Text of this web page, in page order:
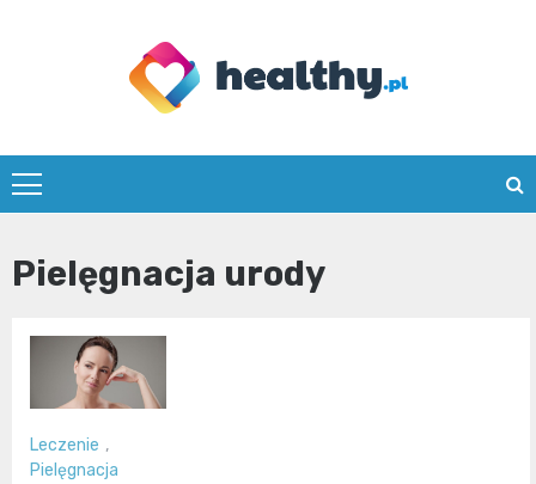
healthy.pl
Pielęgnacja urody
Leczenie ,
Pielęgnacja